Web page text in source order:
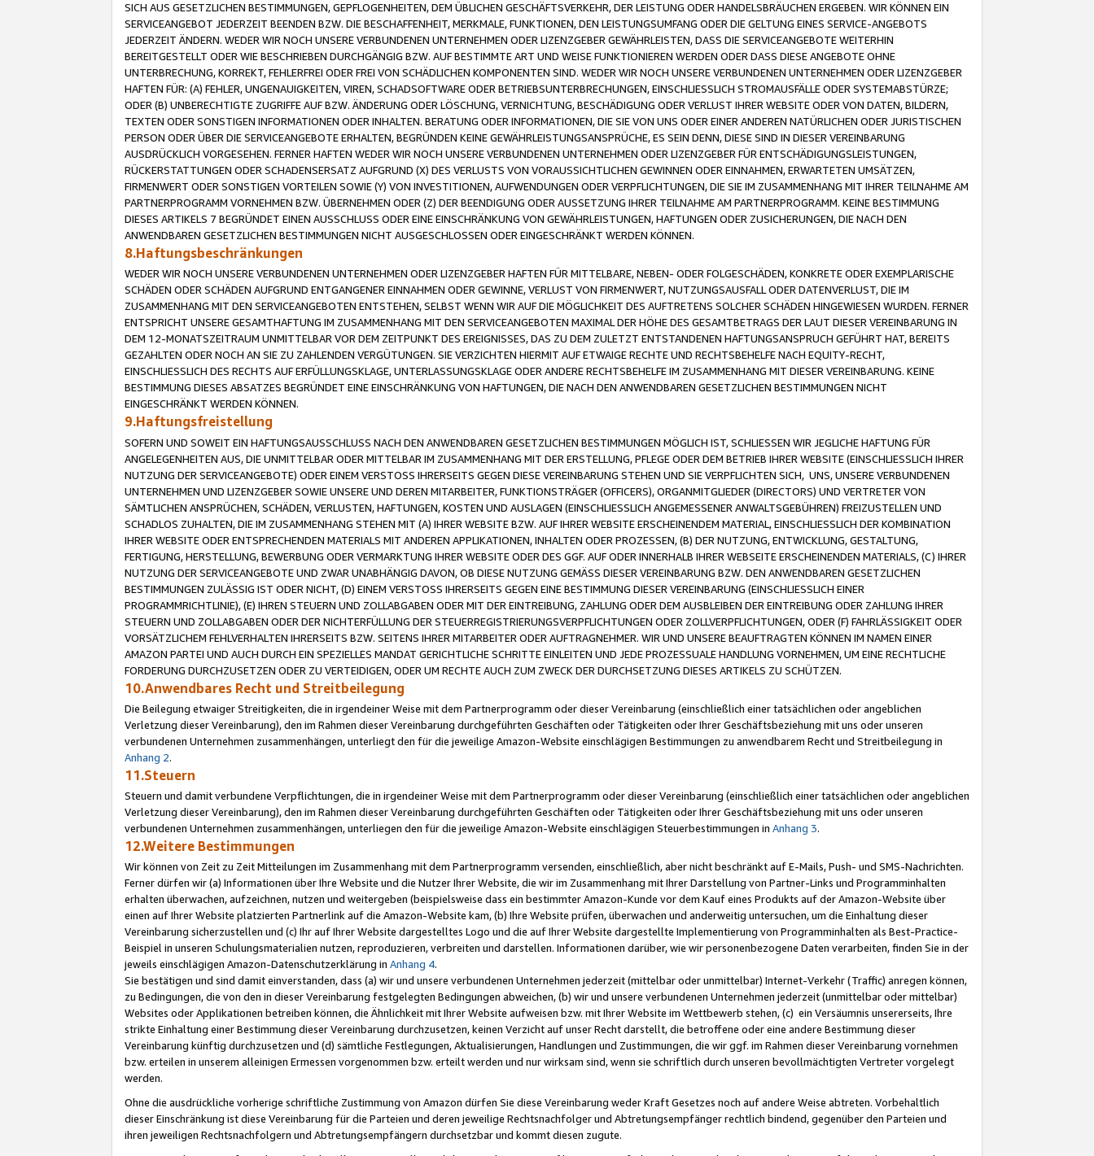
SICH AUS GESETZLICHEN BESTIMMUNGEN, GEPFLOGENHEITEN, DEM ÜBLICHEN GESCHÄFTSVERKEHR, DER LEISTUNG ODER HANDELSBRÄUCHEN ERGEBEN. WIR KÖNNEN EIN
SERVICEANGEBOT JEDERZEIT BEENDEN BZW. DIE BESCHAFFENHEIT, MERKMALE, FUNKTIONEN, DEN LEISTUNGSUMFANG ODER DIE GELTUNG EINES SERVICE-ANGEBOTS
JEDERZEIT ÄNDERN. WEDER WIR NOCH UNSERE VERBUNDENEN UNTERNEHMEN ODER LIZENZGEBER GEWÄHRLEISTEN, DASS DIE SERVICEANGEBOTE WEITERHIN
BEREITGESTELLT ODER WIE BESCHRIEBEN DURCHGÄNGIG BZW. AUF BESTIMMTE ART UND WEISE FUNKTIONIEREN WERDEN ODER DASS DIESE ANGEBOTE OHNE
UNTERBRECHUNG, KORREKT, FEHLERFREI ODER FREI VON SCHÄDLICHEN KOMPONENTEN SIND. WEDER WIR NOCH UNSERE VERBUNDENEN UNTERNEHMEN ODER LIZENZGEBER
HAFTEN FÜR: (A) FEHLER, UNGENAUIGKEITEN, VIREN, SCHADSOFTWARE ODER BETRIEBSUNTERBRECHUNGEN, EINSCHLIESSLICH STROMAUSFÄLLE ODER SYSTEMABSTÜRZE;
ODER (B) UNBERECHTIGTE ZUGRIFFE AUF BZW. ÄNDERUNG ODER LÖSCHUNG, VERNICHTUNG, BESCHÄDIGUNG ODER VERLUST IHRER WEBSITE ODER VON DATEN, BILDERN,
TEXTEN ODER SONSTIGEN INFORMATIONEN ODER INHALTEN. BERATUNG ODER INFORMATIONEN, DIE SIE VON UNS ODER EINER ANDEREN NATÜRLICHEN ODER JURISTISCHEN
PERSON ODER ÜBER DIE SERVICEANGEBOTE ERHALTEN, BEGRÜNDEN KEINE GEWÄHRLEISTUNGSANSPRÜCHE, ES SEIN DENN, DIESE SIND IN DIESER VEREINBARUNG
AUSDRÜCKLICH VORGESEHEN. FERNER HAFTEN WEDER WIR NOCH UNSERE VERBUNDENEN UNTERNEHMEN ODER LIZENZGEBER FÜR ENTSCHÄDIGUNGSLEISTUNGEN,
RÜCKERSTATTUNGEN ODER SCHADENSERSATZ AUFGRUND (X) DES VERLUSTS VON VORAUSSICHTLICHEN GEWINNEN ODER EINNAHMEN, ERWARTETEN UMSÄTZEN,
FIRMENWERT ODER SONSTIGEN VORTEILEN SOWIE (Y) VON INVESTITIONEN, AUFWENDUNGEN ODER VERPFLICHTUNGEN, DIE SIE IM ZUSAMMENHANG MIT IHRER TEILNAHME AM
PARTNERPROGRAMM VORNEHMEN BZW. ÜBERNEHMEN ODER (Z) DER BEENDIGUNG ODER AUSSETZUNG IHRER TEILNAHME AM PARTNERPROGRAMM. KEINE BESTIMMUNG
DIESES ARTIKELS 7 BEGRÜNDET EINEN AUSSCHLUSS ODER EINE EINSCHRÄNKUNG VON GEWÄHRLEISTUNGEN, HAFTUNGEN ODER ZUSICHERUNGEN, DIE NACH DEN
ANWENDBAREN GESETZLICHEN BESTIMMUNGEN NICHT AUSGESCHLOSSEN ODER EINGESCHRÄNKT WERDEN KÖNNEN.
8.Haftungsbeschränkungen
WEDER WIR NOCH UNSERE VERBUNDENEN UNTERNEHMEN ODER LIZENZGEBER HAFTEN FÜR MITTELBARE, NEBEN- ODER FOLGESCHÄDEN, KONKRETE ODER EXEMPLARISCHE
SCHÄDEN ODER SCHÄDEN AUFGRUND ENTGANGENER EINNAHMEN ODER GEWINNE, VERLUST VON FIRMENWERT, NUTZUNGSAUSFALL ODER DATENVERLUST, DIE IM
ZUSAMMENHANG MIT DEN SERVICEANGEBOTEN ENTSTEHEN, SELBST WENN WIR AUF DIE MÖGLICHKEIT DES AUFTRETENS SOLCHER SCHÄDEN HINGEWIESEN WURDEN. FERNER
ENTSPRICHT UNSERE GESAMTHAFTUNG IM ZUSAMMENHANG MIT DEN SERVICEANGEBOTEN MAXIMAL DER HÖHE DES GESAMTBETRAGS DER LAUT DIESER VEREINBARUNG IN
DEM 12-MONATSZEITRAUM UNMITTELBAR VOR DEM ZEITPUNKT DES EREIGNISSES, DAS ZU DEM ZULETZT ENTSTANDENEN HAFTUNGSANSPRUCH GEFÜHRT HAT, BEREITS
GEZAHLTEN ODER NOCH AN SIE ZU ZAHLENDEN VERGÜTUNGEN. SIE VERZICHTEN HIERMIT AUF ETWAIGE RECHTE UND RECHTSBEHELFE NACH EQUITY-RECHT,
EINSCHLIESSLICH DES RECHTS AUF ERFÜLLUNGSKLAGE, UNTERLASSUNGSKLAGE ODER ANDERE RECHTSBEHELFE IM ZUSAMMENHANG MIT DIESER VEREINBARUNG. KEINE
BESTIMMUNG DIESES ABSATZES BEGRÜNDET EINE EINSCHRÄNKUNG VON HAFTUNGEN, DIE NACH DEN ANWENDBAREN GESETZLICHEN BESTIMMUNGEN NICHT
EINGESCHRÄNKT WERDEN KÖNNEN.
9.Haftungsfreistellung
SOFERN UND SOWEIT EIN HAFTUNGSAUSSCHLUSS NACH DEN ANWENDBAREN GESETZLICHEN BESTIMMUNGEN MÖGLICH IST, SCHLIESSEN WIR JEGLICHE HAFTUNG FÜR
ANGELEGENHEITEN AUS, DIE UNMITTELBAR ODER MITTELBAR IM ZUSAMMENHANG MIT DER ERSTELLUNG, PFLEGE ODER DEM BETRIEB IHRER WEBSITE (EINSCHLIESSLICH IHRER
NUTZUNG DER SERVICEANGEBOTE) ODER EINEM VERSTOSS IHRERSEITS GEGEN DIESE VEREINBARUNG STEHEN UND SIE VERPFLICHTEN SICH, UNS, UNSERE VERBUNDENEN
UNTERNEHMEN UND LIZENZGEBER SOWIE UNSERE UND DEREN MITARBEITER, FUNKTIONSTRÄGER (OFFICERS), ORGANMITGLIEDER (DIRECTORS) UND VERTRETER VON
SÄMTLICHEN ANSPRÜCHEN, SCHÄDEN, VERLUSTEN, HAFTUNGEN, KOSTEN UND AUSLAGEN (EINSCHLIESSLICH ANGEMESSENER ANWALTSGEBÜHREN) FREIZUSTELLEN UND
SCHADLOS ZUHALTEN, DIE IM ZUSAMMENHANG STEHEN MIT (A) IHRER WEBSITE BZW. AUF IHRER WEBSITE ERSCHEINENDEM MATERIAL, EINSCHLIESSLICH DER KOMBINATION
IHRER WEBSITE ODER ENTSPRECHENDEN MATERIALS MIT ANDEREN APPLIKATIONEN, INHALTEN ODER PROZESSEN, (B) DER NUTZUNG, ENTWICKLUNG, GESTALTUNG,
FERTIGUNG, HERSTELLUNG, BEWERBUNG ODER VERMARKTUNG IHRER WEBSITE ODER DES GGF. AUF ODER INNERHALB IHRER WEBSEITE ERSCHEINENDEN MATERIALS, (C) IHRER
NUTZUNG DER SERVICEANGEBOTE UND ZWAR UNABHÄNGIG DAVON, OB DIESE NUTZUNG GEMÄSS DIESER VEREINBARUNG BZW. DEN ANWENDBAREN GESETZLICHEN
BESTIMMUNGEN ZULÄSSIG IST ODER NICHT, (D) EINEM VERSTOSS IHRERSEITS GEGEN EINE BESTIMMUNG DIESER VEREINBARUNG (EINSCHLIESSLICH EINER
PROGRAMMRICHTLINIE), (E) IHREN STEUERN UND ZOLLABGABEN ODER MIT DER EINTREIBUNG, ZAHLUNG ODER DEM AUSBLEIBEN DER EINTREIBUNG ODER ZAHLUNG IHRER
STEUERN UND ZOLLABGABEN ODER DER NICHTERFÜLLUNG DER STEUERREGISTRIERUNGSVERPFLICHTUNGEN ODER ZOLLVERPFLICHTUNGEN, ODER (F) FAHRLÄSSIGKEIT ODER
VORSÄTZLICHEM FEHLVERHALTEN IHRERSEITS BZW. SEITENS IHRER MITARBEITER ODER AUFTRAGNEHMER. WIR UND UNSERE BEAUFTRAGTEN KÖNNEN IM NAMEN EINER
AMAZON PARTEI UND AUCH DURCH EIN SPEZIELLES MANDAT GERICHTLICHE SCHRITTE EINLEITEN UND JEDE PROZESSUALE HANDLUNG VORNEHMEN, UM EINE RECHTLICHE
FORDERUNG DURCHZUSETZEN ODER ZU VERTEIDIGEN, ODER UM RECHTE AUCH ZUM ZWECK DER DURCHSETZUNG DIESES ARTIKELS ZU SCHÜTZEN.
10.Anwendbares Recht und Streitbeilegung
Die Beilegung etwaiger Streitigkeiten, die in irgendeiner Weise mit dem Partnerprogramm oder dieser Vereinbarung (einschließlich einer tatsächlichen oder angeblichen
Verletzung dieser Vereinbarung), den im Rahmen dieser Vereinbarung durchgeführten Geschäften oder Tätigkeiten oder Ihrer Geschäftsbeziehung mit uns oder unseren
verbundenen Unternehmen zusammenhängen, unterliegt den für die jeweilige Amazon-Website einschlägigen Bestimmungen zu anwendbarem Recht und Streitbeilegung in
Anhang 2.
11.Steuern
Steuern und damit verbundene Verpflichtungen, die in irgendeiner Weise mit dem Partnerprogramm oder dieser Vereinbarung (einschließlich einer tatsächlichen oder angeblichen
Verletzung dieser Vereinbarung), den im Rahmen dieser Vereinbarung durchgeführten Geschäften oder Tätigkeiten oder Ihrer Geschäftsbeziehung mit uns oder unseren
verbundenen Unternehmen zusammenhängen, unterliegen den für die jeweilige Amazon-Website einschlägigen Steuerbestimmungen in Anhang 3.
12.Weitere Bestimmungen
Wir können von Zeit zu Zeit Mitteilungen im Zusammenhang mit dem Partnerprogramm versenden, einschließlich, aber nicht beschränkt auf E-Mails, Push- und SMS-Nachrichten.
Ferner dürfen wir (a) Informationen über Ihre Website und die Nutzer Ihrer Website, die wir im Zusammenhang mit Ihrer Darstellung von Partner-Links und Programminhalten
erhalten überwachen, aufzeichnen, nutzen und weitergeben (beispielsweise dass ein bestimmter Amazon-Kunde vor dem Kauf eines Produkts auf der Amazon-Website über
einen auf Ihrer Website platzierten Partnerlink auf die Amazon-Website kam, (b) Ihre Website prüfen, überwachen und anderweitig untersuchen, um die Einhaltung dieser
Vereinbarung sicherzustellen und (c) Ihr auf Ihrer Website dargestelltes Logo und die auf Ihrer Website dargestellte Implementierung von Programminhalten als Best-Practice-
Beispiel in unseren Schulungsmaterialien nutzen, reproduzieren, verbreiten und darstellen. Informationen darüber, wie wir personenbezogene Daten verarbeiten, finden Sie in der
jeweils einschlägigen Amazon-Datenschutzerklärung in Anhang 4.
Sie bestätigen und sind damit einverstanden, dass (a) wir und unsere verbundenen Unternehmen jederzeit (mittelbar oder unmittelbar) Internet-Verkehr (Traffic) anregen können,
zu Bedingungen, die von den in dieser Vereinbarung festgelegten Bedingungen abweichen, (b) wir und unsere verbundenen Unternehmen jederzeit (unmittelbar oder mittelbar)
Websites oder Applikationen betreiben können, die Ähnlichkeit mit Ihrer Website aufweisen bzw. mit Ihrer Website im Wettbewerb stehen, (c) ein Versäumnis unsererseits, Ihre
strikte Einhaltung einer Bestimmung dieser Vereinbarung durchzusetzen, keinen Verzicht auf unser Recht darstellt, die betroffene oder eine andere Bestimmung dieser
Vereinbarung künftig durchzusetzen und (d) sämtliche Festlegungen, Aktualisierungen, Handlungen und Zustimmungen, die wir ggf. im Rahmen dieser Vereinbarung vornehmen
bzw. erteilen in unserem alleinigen Ermessen vorgenommen bzw. erteilt werden und nur wirksam sind, wenn sie schriftlich durch unseren bevollmächtigten Vertreter vorgelegt
werden.
Ohne die ausdrückliche vorherige schriftliche Zustimmung von Amazon dürfen Sie diese Vereinbarung weder Kraft Gesetzes noch auf andere Weise abtreten. Vorbehaltlich
dieser Einschränkung ist diese Vereinbarung für die Parteien und deren jeweilige Rechtsnachfolger und Abtretungsempfänger rechtlich bindend, gegenüber den Parteien und
ihren jeweiligen Rechtsnachfolgern und Abtretungsempfängern durchsetzbar und kommt diesen zugute.